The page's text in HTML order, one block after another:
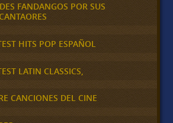
FANDANGOS POR SUS
HITS POP ESPAÑOL
LATIN CLASSICS,
CANCIONES DEL CINE